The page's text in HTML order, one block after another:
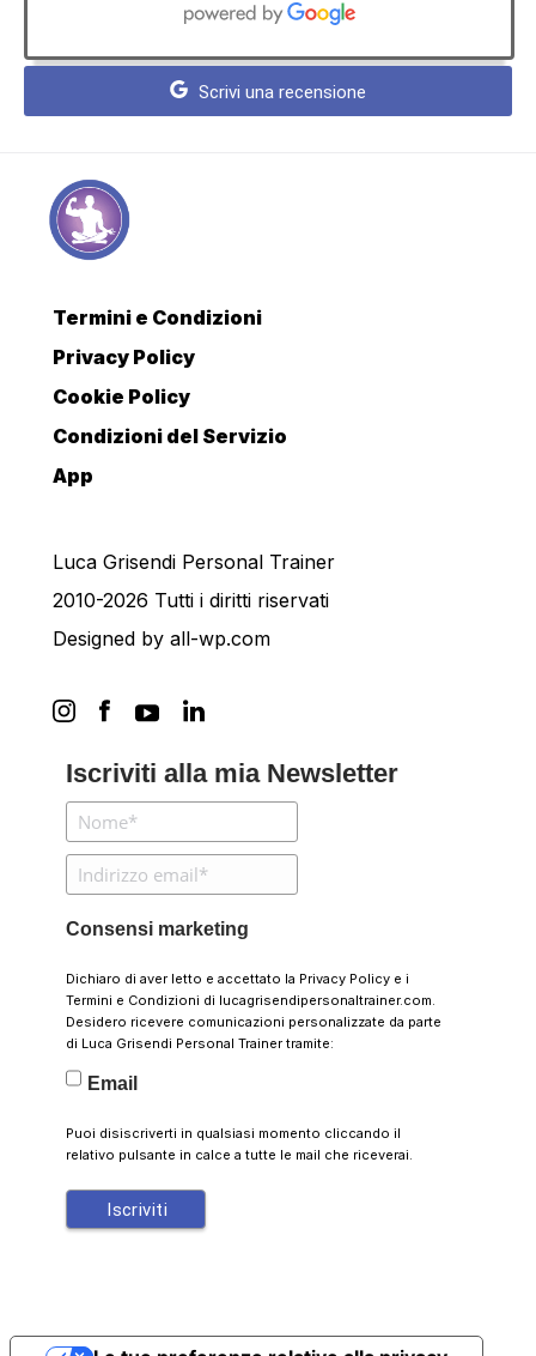
Scrivi una recensione
Termini e Condizioni
Privacy Policy
Cookie Policy
Condizioni del Servizio
App
Luca Grisendi Personal Trainer
2010-2026 Tutti i diritti riservati
Designed by all-wp.com
Iscriviti alla mia Newsletter
Consensi marketing
Dichiaro di aver letto e accettato la Privacy Policye i
Termini e Condizioni di lucagrisendipersonaltrainer.com.
Desidero ricevere comunicazioni personalizzate da parte
di Luca Grisendi Personal Trainer tramite:
Email
Puoi disiscriverti in qualsiasi momento cliccando il
relativo pulsante in calce a tutte le mail che riceverai.